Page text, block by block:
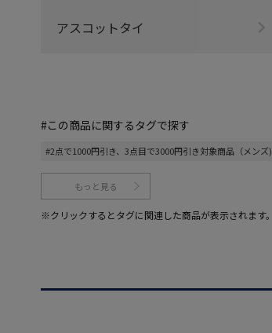
アスコットタイ
#この商品に関するタグで探す
#2点で1000円引き、3点目で3000円引き対象商品（メンズ)
もっと見る
※クリックするとタグに関連した商品が表示されます。